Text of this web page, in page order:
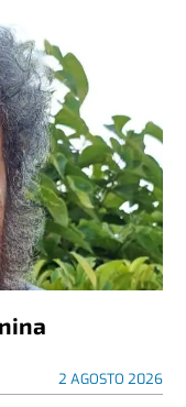
2 AGOSTO 2026